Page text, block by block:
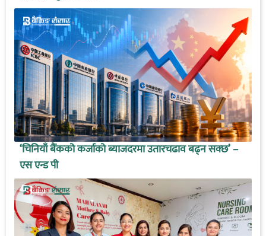
‘चिनियाँ बैंकको कर्जाको ब्याजदरमा उतारचढाव बढ्न सक्छ’ –
एस एन्ड पी